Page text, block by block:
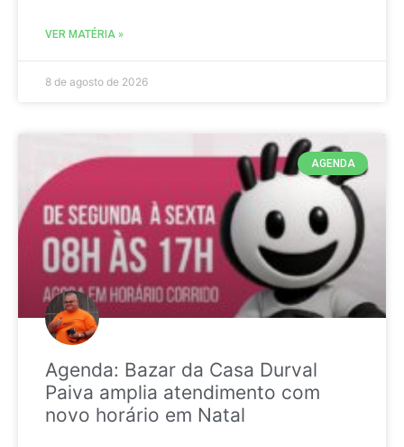
VER MATÉRIA »
8 de agosto de 2026
AGENDA
Agenda: Bazar da Casa Durval
Paiva amplia atendimento com
novo horário em Natal